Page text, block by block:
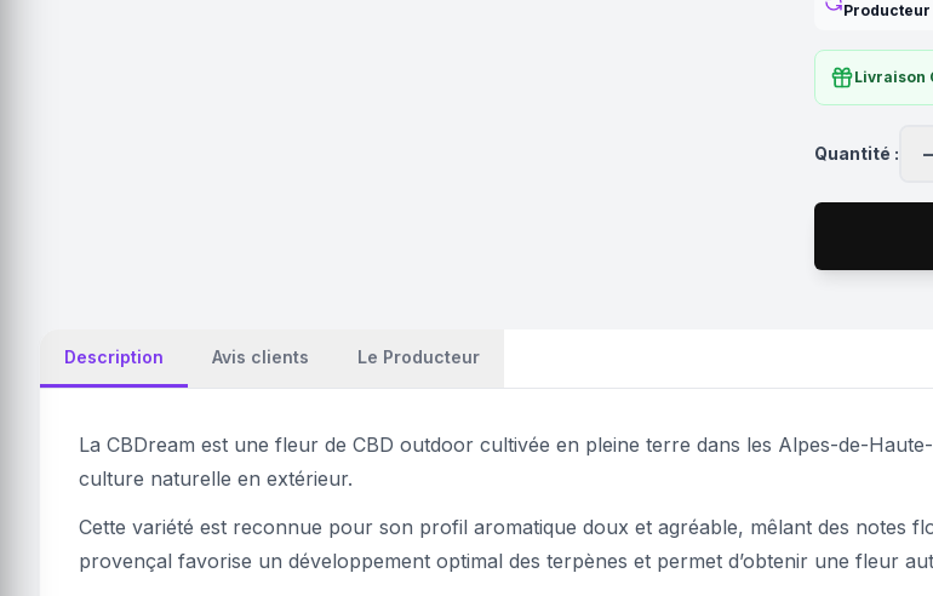
Livraison
Quantité : −
Description Avis clients Le Producteur
La CBDream est une fleur de CBD outdoor cultivée en pleine terre dans les Alpes-de-
culture naturelle en extérieur.
Cette variété est reconnue pour son profil aromatique doux et agréable, mêlant des notes
provençal favorise un développement optimal des terpènes et permet d’obtenir une fleur